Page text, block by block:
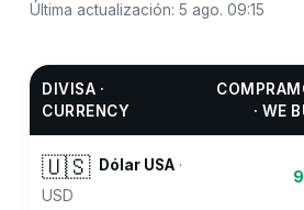
Última actualización: 5 ago. 09:15
DIVISA ·
CURRENCY
· WE
🇺🇸 Dólar USA ·
USD